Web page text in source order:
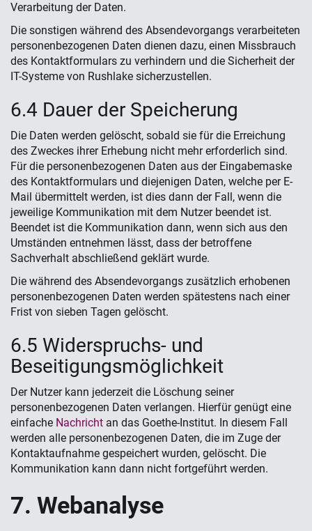
Verarbeitung der Daten.
Die sonstigen während des Absendevorgangs verarbeiteten
personenbezogenen Daten dienen dazu, einen Missbrauch
des Kontaktformulars zu verhindern und die Sicherheit der
IT-Systeme von Rushlake sicherzustellen.
6.4 Dauer der Speicherung
Die Daten werden gelöscht, sobald sie für die Erreichung
des Zweckes ihrer Erhebung nicht mehr erforderlich sind.
Für die personenbezogenen Daten aus der Eingabemaske
des Kontaktformulars und diejenigen Daten, welche per E-
Mail übermittelt werden, ist dies dann der Fall, wenn die
jeweilige Kommunikation mit dem Nutzer beendet ist.
Beendet ist die Kommunikation dann, wenn sich aus den
Umständen entnehmen lässt, dass der betroffene
Sachverhalt abschließend geklärt wurde.
Die während des Absendevorgangs zusätzlich erhobenen
personenbezogenen Daten werden spätestens nach einer
Frist von sieben Tagen gelöscht.
6.5 Widerspruchs- und
Beseitigungsmöglichkeit
Der Nutzer kann jederzeit die Löschung seiner
personenbezogenen Daten verlangen. Hierfür genügt eine
einfache Nachricht an das Goethe-Institut. In diesem Fall
werden alle personenbezogenen Daten, die im Zuge der
Kontaktaufnahme gespeichert wurden, gelöscht. Die
Kommunikation kann dann nicht fortgeführt werden.
7. Webanalyse